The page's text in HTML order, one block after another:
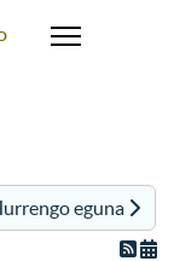
eguna